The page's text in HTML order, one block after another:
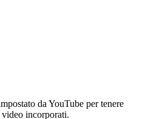
da YouTube per tenere
incorporati.